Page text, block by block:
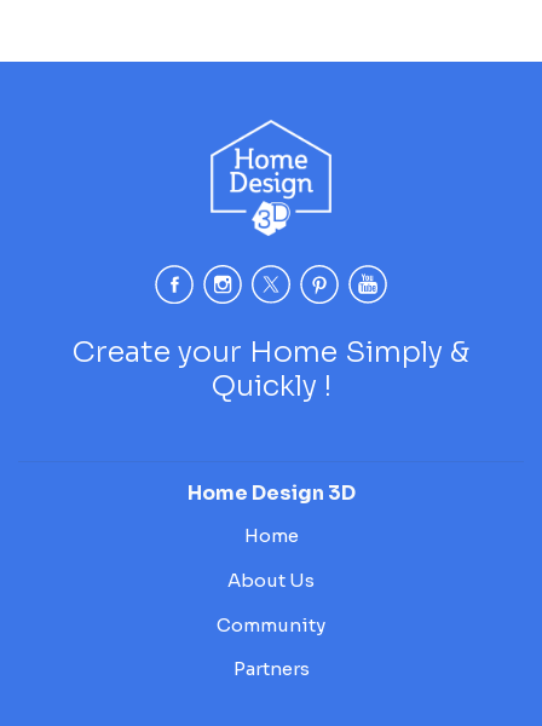
Create your Home Simply &
Quickly !
Home Design 3D
Home
About Us
Community
Partners